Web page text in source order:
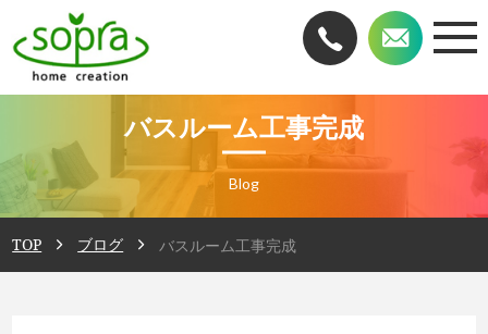
バスルーム工事完成
Blog
TOP ブログ バスルーム工事完成